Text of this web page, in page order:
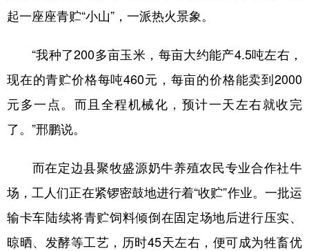
起一座座青贮“小山”，一派热火景象。
“我种了200多亩玉米，每亩大约能产4.5吨左右，
现在的青贮价格每吨460元，每亩的价格能卖到2000
元多一点。而且全程机械化，预计一天左右就收完
了。”邢鹏说。
而在定边县聚牧盛源奶牛养殖农民专业合作社牛
场，工人们正在紧锣密鼓地进行着“收贮”作业。一批运
输卡车陆续将青贮饲料倾倒在固定场地后进行压实、
晾晒、发酵等工艺，历时45天左右，便可成为牲畜优